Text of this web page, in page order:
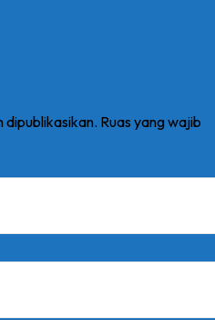
Ruas yang wajib